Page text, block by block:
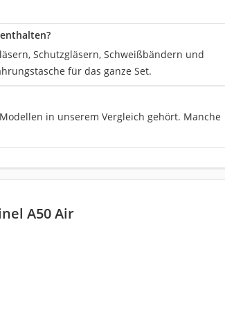
Schutzgläsern, Schweißbändern und
für das ganze Set.
in unserem Vergleich gehört. Manche
A50 Air